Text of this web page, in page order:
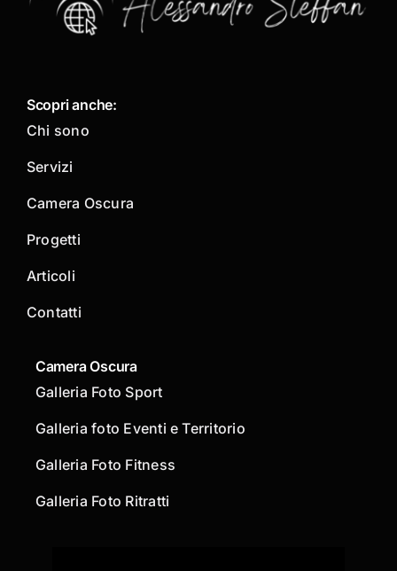
Scopri anche:
Chi sono
Servizi
Camera Oscura
Progetti
Articoli
Contatti
Camera Oscura
Galleria Foto Sport
Galleria foto Eventi e Territorio
Galleria Foto Fitness
Galleria Foto Ritratti